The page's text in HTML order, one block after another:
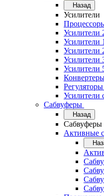
Назад
Усилители
Усилители
Усилители
Усилители
Усилители
Усилители
Регуляторы
Усилители
Сабвуферы
Назад
Сабвуферы
Активные